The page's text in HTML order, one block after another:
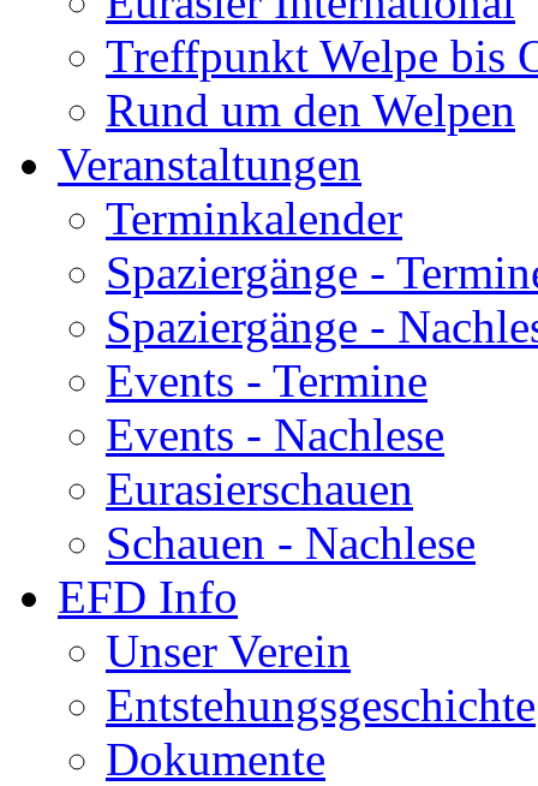
Treffpunkt Welpe bis
Rund um den Welpen
Veranstaltungen
Terminkalender
Spaziergänge -
Spaziergänge -
Events - Termine
Events - Nachlese
Eurasierschauen
Schauen - Nachlese
EFD Info
Unser Verein
Entstehungsgeschichte
Dokumente